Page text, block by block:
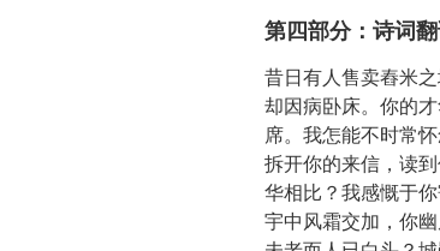
第四部分：诗词
昔日有人售卖舂米
却因病卧床。你的
席。我怎能不时常
拆开你的来信，读
华相比？我感慨于
宇中风霜交加，你